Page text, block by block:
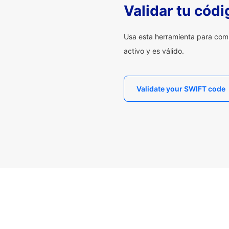
Validar tu
Usa esta herramienta para
activo y es válido.
Validate your SWIFT code